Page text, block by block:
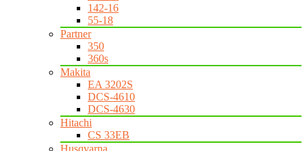
142-16
55-18
Partner
350
360s
Makita
EA 3202S
DCS-4610
DCS-4630
Hitachi
CS 33EB
Husqvarna